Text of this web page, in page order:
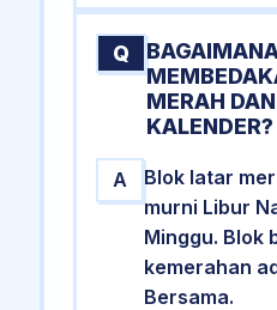
Q
MERAH
KALENDER?
A
Blok latar
murni Libur
Minggu. Blok
kemerahan
Bersama.